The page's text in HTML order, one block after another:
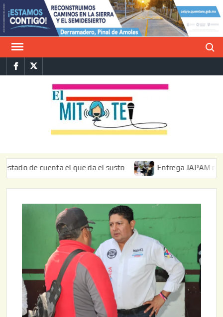
Saltar
al
contenido
FacebookTwitter
cuenta el que da el susto Entrega JAPAM